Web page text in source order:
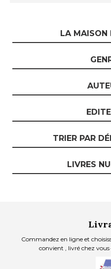
LA MAISON
TRIER PAR
LIVRES
Commandez en ligne et
convient , livré chez